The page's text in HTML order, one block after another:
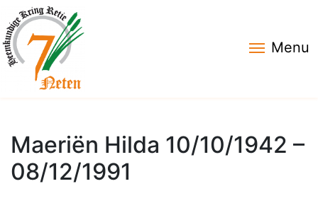
Menu
Maeriën Hilda 10/10/1942 –
08/12/1991